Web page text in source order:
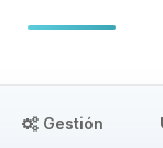
Gestión